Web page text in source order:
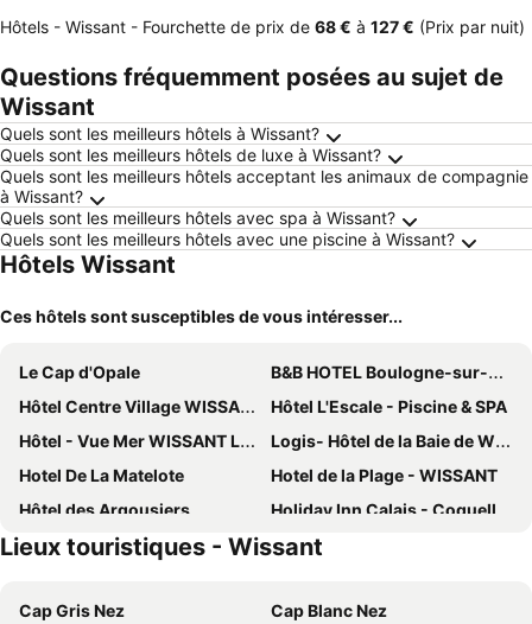
Hôtels - Wissant - Fourchette de prix de ‎68 € à ‎127 € (Prix par nuit)
Questions fréquemment posées au sujet de
Wissant
Quels sont les meilleurs hôtels à Wissant?
Quels sont les meilleurs hôtels de luxe à Wissant?
Quels sont les meilleurs hôtels acceptant les animaux de compagnie
à Wissant?
Quels sont les meilleurs hôtels avec spa à Wissant?
Quels sont les meilleurs hôtels avec une piscine à Wissant?
Hôtels Wissant
Ces hôtels sont susceptibles de vous intéresser...
Le Cap d'Opale
B&B HOTEL Boulogne-sur-Mer Centre Les Ports
Hôtel Centre Village WISSANT Le Vivier
Hôtel L'Escale - Piscine & SPA
Hôtel - Vue Mer WISSANT Le Vivier
Logis- Hôtel de la Baie de Wissant & Appartements
Hotel De La Matelote
Hotel de la Plage - WISSANT
Hôtel des Argousiers
Holiday Inn Calais - Coquelles By Ihg
Hôtel Saint Jean
ibis budget Boulogne Sur Mer Centre les Ports
B&B HOTEL Boulogne-sur-Mer Saint-Martin
hotelF1 Calais Coquelles
Lieux touristiques - Wissant
Cap Gris Nez
Cap Blanc Nez